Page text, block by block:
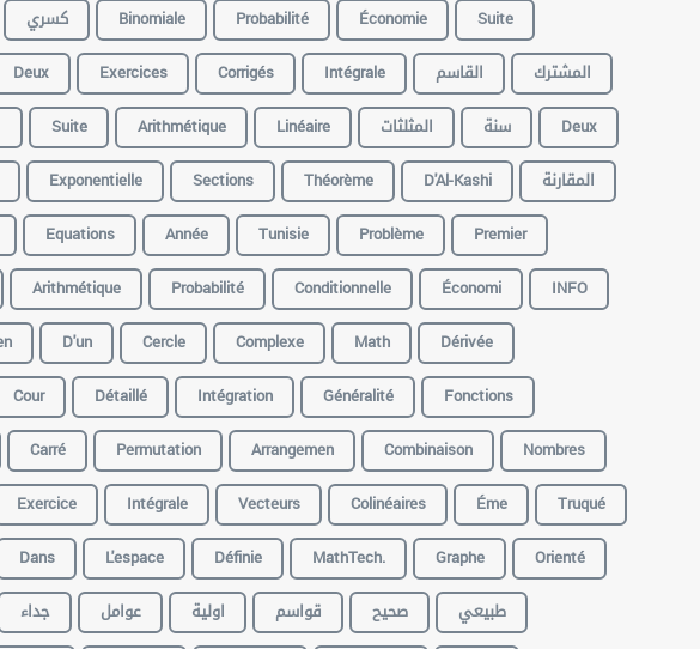
كسري Binomiale Probabilité Économie
Suite
Deux Exercices Corrigés Intégrale القاسم
المشترك
Suite Arithmétique Linéaire المثلثات سنة
Deux
Exponentielle Sections Théorème D'Al-Kashi
المقارنة
Equations Année Tunisie Problème
Premier
Arithmétique Probabilité Conditionnelle Économi
INFO
D'un Cercle Complexe Math
Dérivée
Cour Détaillé Intégration Généralité
Fonctions
Carré Permutation Arrangemen Combinaison
Nombres
Exercice Intégrale Vecteurs Colinéaires Éme
Truqué
Dans L'espace Définie MathTech. Graphe
Orienté
جداء عوامل اولية قواسم صحيح طبيعي